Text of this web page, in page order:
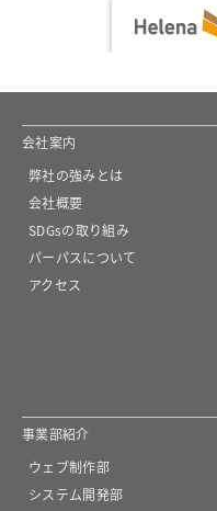
会社案内
弊社の強みとは
会社概要
SDGsの取り組み
パーパスについて
アクセス
事業部紹介
ウェブ制作部
システム開発部